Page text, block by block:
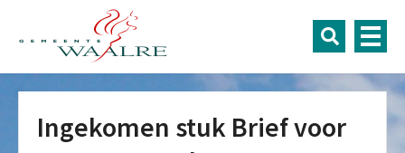
Ingekomen stuk Brief voor